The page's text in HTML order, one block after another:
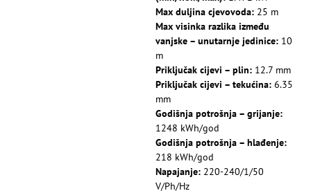
Max duljina cjevovoda: 25 m
Max visinka razlika između
vanjske – unutarnje jedinice: 10
m
Priključak cijevi – plin: 12.7 mm
Priključak cijevi – tekućina: 6.35
mm
Godišnja potrošnja – grijanje:
1248 kWh/god
Godišnja potrošnja – hlađenje:
218 kWh/god
Napajanje: 220-240/1/50
V/Ph/Hz